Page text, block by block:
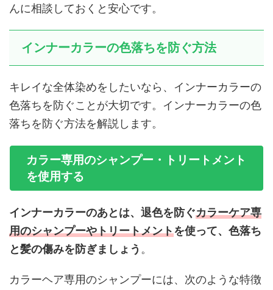
んに相談しておくと安心です。
インナーカラーの色落ちを防ぐ方法
キレイな全体染めをしたいなら、インナーカラーの
色落ちを防ぐことが大切です。インナーカラーの色
落ちを防ぐ方法を解説します。
カラー専用のシャンプー・トリートメント
を使用する
インナーカラーのあとは、退色を防ぐカラーケア専
用のシャンプーやトリートメントを使って、色落ち
と髪の傷みを防ぎましょう 。
カラーヘア専用のシャンプーには、次のような特徴